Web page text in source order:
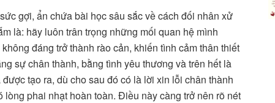
gợi, ẩn chứa bài học sâu sắc về cách đối nhân xử
là: hãy luôn trân trọng những mối quan hệ mình
đáng trở thành rào cản, khiến tình cảm thân thiết
sự chân thành, bằng tình yêu thương và trên hết là
tạo ra, dù cho sau đó có là lời xin lỗi chân thành
phai nhạt hoàn toàn. Điều này càng trở nên rõ nét